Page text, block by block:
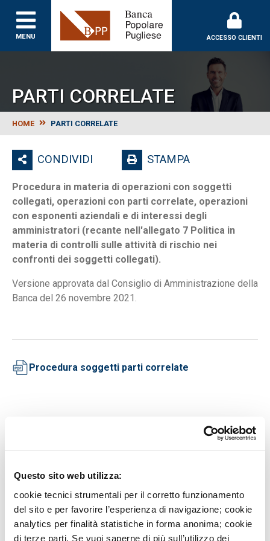
Questo sito web utilizza:
cookie tecnici strumentali per il corretto funzionamento
del sito e per favorire l’esperienza di navigazione; cookie
analytics per finalità statistiche in forma anonima; cookie
di terze parti. Se vuoi saperne di più sull’utilizzo dei
MENU
Banca Popolare
ACCESSO CLIENTI
PARTI CORRELATE
HOME PARTI CORRELATE
CONDIVIDI STAMPA
Procedura in materia di operazioni con soggetti
collegati, operazioni con parti correlate, operazioni
con esponenti aziendali e di interessi degli
amministratori (recante nell'allegato 7 Politica in
materia di controlli sulle attività di rischio nei
confronti dei soggetti collegati).
Versione approvata dal Consiglio di Amministrazione della
Banca del 26 novembre 2021.
Procedura soggetti parti correlate
PRESS ROOM
Le banche contro la violenza economica
e come contrastarla sono i principali punti che una breve guida
promossa da ABI e Feduf mette in luce. Con un linguaggio semplice
e immediato, il vademecum intende approfondire i principali aspetti
che riguardano questa forma di violenza per aiutare le donne che la